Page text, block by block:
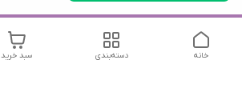
سبد خرید دسته‌بندی خانه